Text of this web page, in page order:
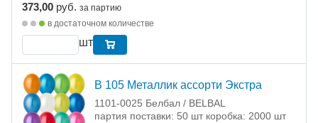
373,00 руб. за партию
в достаточном количестве
шт
В 105 Металлик ассорти Экстра
1101-0025 Белбал / BELBAL
партия поставки: 50 шт коробка: 2000 шт